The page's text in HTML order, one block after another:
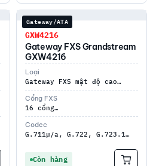
Gateway/ATA
GXW4216
Gateway FXS Grandstream
GXW4216
Loại
Gateway FXS mật độ cao…
Cổng FXS
16 cổng…
Codec
G.711µ/a, G.722, G.723.1…
Còn hàng